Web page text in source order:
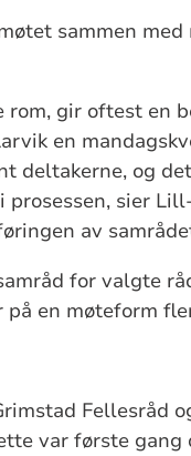
sammen
rom, gir oftest en
en
deltakerne, og
sier
av
for valgte
på en møteform
Fellesråd
var første